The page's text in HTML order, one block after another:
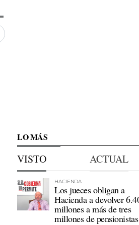
LO MÁS
VISTO ACTUAL
HACIENDA
Los jueces obligan a
Hacienda a devolver
millones a más de tres
millones de pensionistas